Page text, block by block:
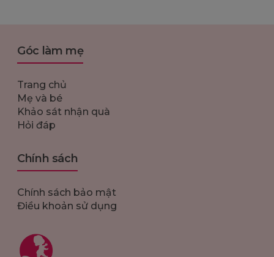
Góc làm mẹ
Trang chủ
Mẹ và bé
Khảo sát nhận quà
Hỏi đáp
Chính sách
Chính sách bảo mật
Điều khoản sử dụng